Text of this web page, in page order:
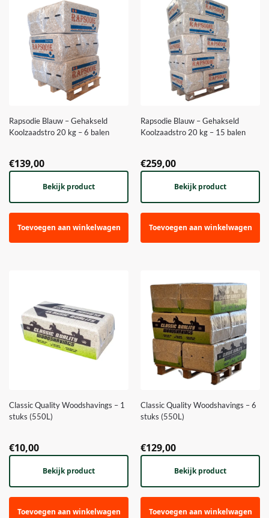
Rapsodie Blauw – Gehakseld
Koolzaadstro 20 kg – 6 balen
€139,00
Bekijk product
Toevoegen aan winkelwagen
Rapsodie Blauw – Gehakseld
Koolzaadstro 20 kg – 15 balen
€259,00
Bekijk product
Toevoegen aan winkelwagen
Classic Quality Woodshavings – 1
stuks (550L)
€10,00
Bekijk product
Toevoegen aan winkelwagen
Classic Quality Woodshavings – 6
stuks (550L)
€129,00
Bekijk product
Toevoegen aan winkelwagen